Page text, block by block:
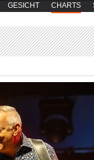
GESICHT CHARTS